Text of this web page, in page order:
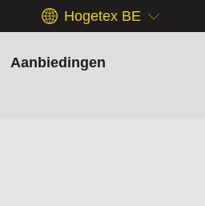
Hogetex BE
Aanbiedingen